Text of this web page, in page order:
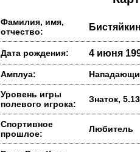
Фамилия, имя,
отчество:
Дата рождения: 4 июня
Амплуа:
Уровень игры
полевого игрока:
Знаток, 5.13
Спортивное
прошлое:
Любитель